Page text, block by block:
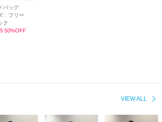
バッグ
: フリー
ク
50%OFF
VIEW ALL